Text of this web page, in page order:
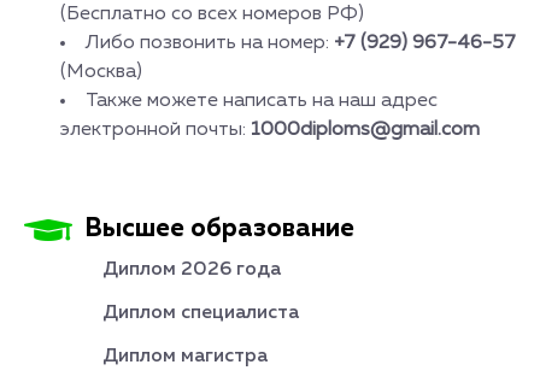
(Бесплатно со всех номеров РФ)
Либо позвонить на номер: +7 (929) 967-46-57
(Москва)
Также можете написать на наш адрес
электронной почты: 1000diploms@gmail.com
Высшее образование
Диплом 2026 года
Диплом специалиста
Диплом магистра